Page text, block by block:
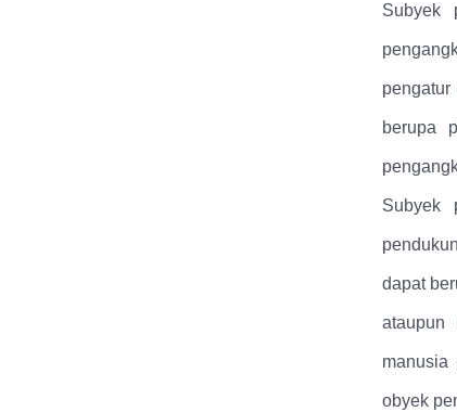
Subyek
berupa
Subyek
dapat
ataupun
manusia
obyek